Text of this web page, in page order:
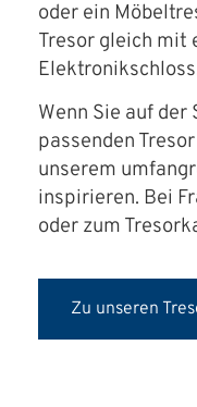
oder ein
Tresor gleich mit
Wenn Sie auf der
passenden
unserem
inspirieren. Bei
oder zum
Zu unseren